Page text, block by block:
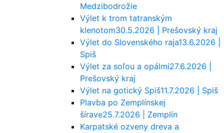
Medzibodrožie
Výlet k trom tatranským
klenotom30.5.2026 | Prešovský kraj
Výlet do Slovenského raja13.6.2026 |
Spiš
Výlet za soľou a opálmi27.6.2026 |
Prešovský kraj
Výlet na gotický Spiš11.7.2026 | Spiš
Plavba po Zemplínskej
šírave25.7.2026 | Zemplín
Karpatské ozveny dreva a